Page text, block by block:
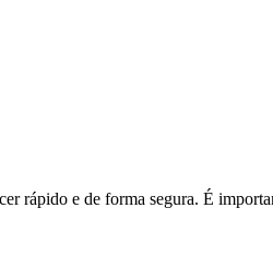
rápido e de forma segura. É